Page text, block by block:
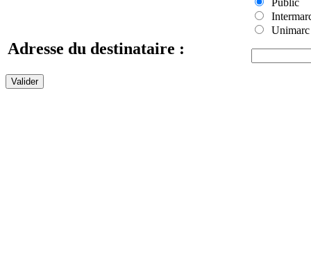
Unimarc
Adresse du destinataire :